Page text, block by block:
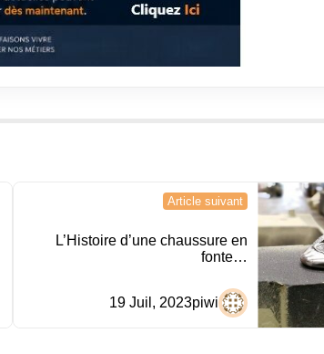
Article suivant
L’Histoire d’une chaussure en
fonte…
piwi
19 Juil, 2023